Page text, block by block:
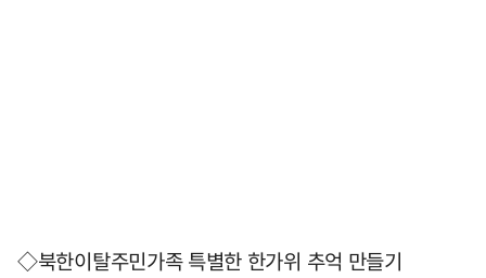
◇북한이탈주민가족 특별한 한가위 추억 만들기